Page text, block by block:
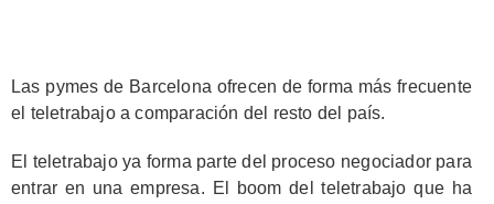
Las pymes de Barcelona ofrecen de forma más frecuente
el teletrabajo a comparación del resto del país.
El teletrabajo ya forma parte del proceso negociador para
entrar en una empresa. El boom del teletrabajo que ha